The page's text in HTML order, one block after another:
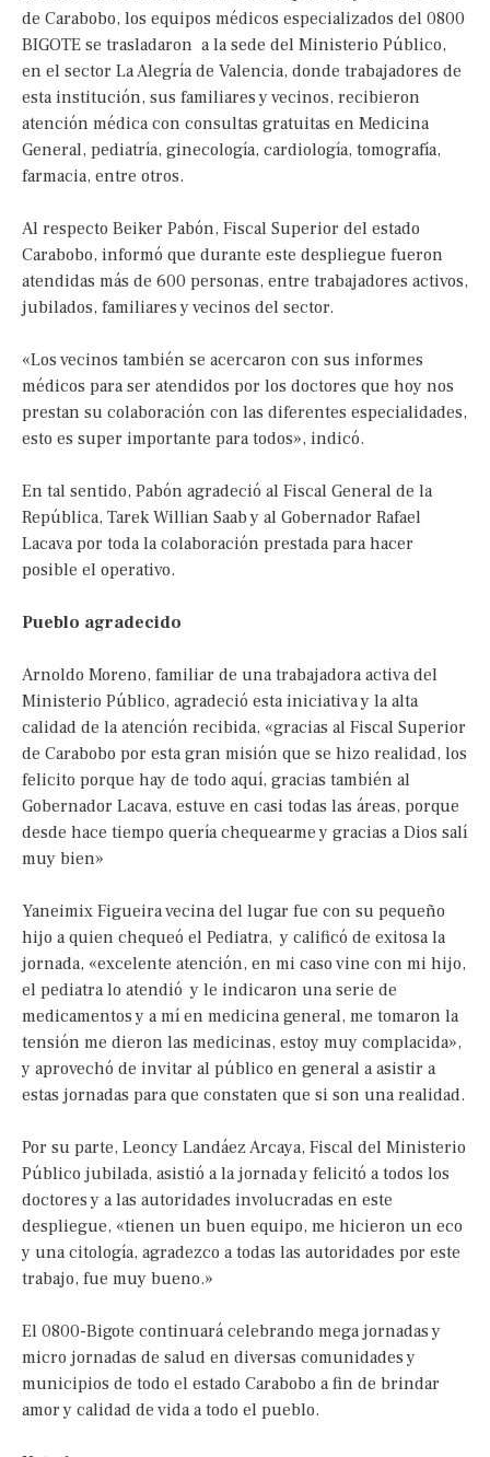
de Carabobo, los equipos médicos especializados del 0800
BIGOTE se trasladaron a la sede del Ministerio Público,
en el sector La Alegría de Valencia, donde trabajadores de
esta institución, sus familiares y vecinos, recibieron
atención médica con consultas gratuitas en Medicina
General, pediatría, ginecología, cardiología, tomografía,
farmacia, entre otros.
Al respecto Beiker Pabón, Fiscal Superior del estado
Carabobo, informó que durante este despliegue fueron
atendidas más de 600 personas, entre trabajadores activos,
jubilados, familiares y vecinos del sector.
«Los vecinos también se acercaron con sus informes
médicos para ser atendidos por los doctores que hoy nos
prestan su colaboración con las diferentes especialidades,
esto es super importante para todos», indicó.
En tal sentido, Pabón agradeció al Fiscal General de la
República, Tarek Willian Saab y al Gobernador Rafael
Lacava por toda la colaboración prestada para hacer
posible el operativo.
Pueblo agradecido
Arnoldo Moreno, familiar de una trabajadora activa del
Ministerio Público, agradeció esta iniciativa y la alta
calidad de la atención recibida, «gracias al Fiscal Superior
de Carabobo por esta gran misión que se hizo realidad, los
felicito porque hay de todo aquí, gracias también al
Gobernador Lacava, estuve en casi todas las áreas, porque
desde hace tiempo quería chequearme y gracias a Dios salí
muy bien»
Yaneimix Figueira vecina del lugar fue con su pequeño
hijo a quien chequeó el Pediatra, y calificó de exitosa la
jornada, «excelente atención, en mi caso vine con mi hijo,
el pediatra lo atendió y le indicaron una serie de
medicamentos y a mí en medicina general, me tomaron la
tensión me dieron las medicinas, estoy muy complacida»,
y aprovechó de invitar al público en general a asistir a
estas jornadas para que constaten que si son una realidad.
Por su parte, Leoncy Landáez Arcaya, Fiscal del Ministerio
Público jubilada, asistió a la jornada y felicitó a todos los
doctores y a las autoridades involucradas en este
despliegue, «tienen un buen equipo, me hicieron un eco
y una citología, agradezco a todas las autoridades por este
trabajo, fue muy bueno.»
El 0800-Bigote continuará celebrando mega jornadas y
micro jornadas de salud en diversas comunidades y
municipios de todo el estado Carabobo a fin de brindar
amor y calidad de vida a todo el pueblo.